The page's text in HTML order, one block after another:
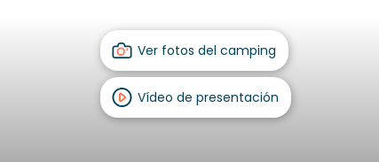
Ver fotos del camping
Vídeo de presentación